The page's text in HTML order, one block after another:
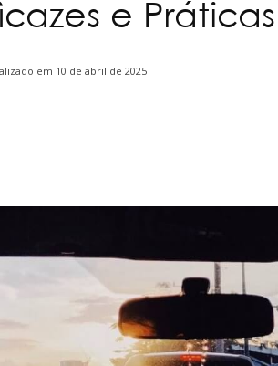
e Práticas
em 10 de abril de 2025